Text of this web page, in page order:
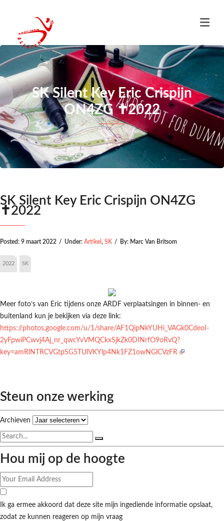
SK Silent Key Eric Crispijn
ON4ZG ✝︎2022
SK Silent Key Eric Crispijn ON4ZG
✝︎2022
Posted: 9 maart 2022 / Under: Artikel , SK / By: Marc Van Britsom
2022 SK
Meer foto’s van Eric tijdens onze ARDF verplaatsingen in binnen- en
buitenland kun je bekijken via deze link:
https://photos.google.com/u/1/share/AF1QipNkYUHi_VAGk0CdeoI-
2yFpwiPCwvj4Aj_nr_qwcYvVMQCkxSjkZk0DINrfO9oRvQ?
key=amRlNTRCVGtpSG5TUlVKYlp4Nk1FZ1owNGlCVzFR
Steun onze werking
Archieven
Hou mij op de hoogte
Ik ga ermee akkoord dat deze site mijn ingediende informatie opslaat,
zodat ze kunnen reageren op mijn vraag